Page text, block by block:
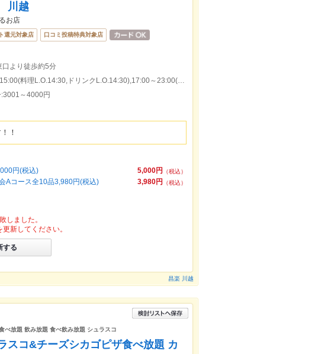
川越
お店
還元対象店 口コミ投稿特典対象店
口より徒歩約5分
本日の営業時間：11:00～15:00(料理L.O.14:30,ドリンクL.O.14:30),17:00～23:00(料理L.O.22:30,ドリンクL.O.22:30)
～4000円
！
5,000円
（税込）
円(税込)
3,980円
（税込）
Aコース全10品3,980円(税込)
しました。
新してください。
する
昌楽 川越
べ放題 飲み放題 食べ飲み放題 シュラスコ
スコ&チーズシカゴピザ食べ放題 カ